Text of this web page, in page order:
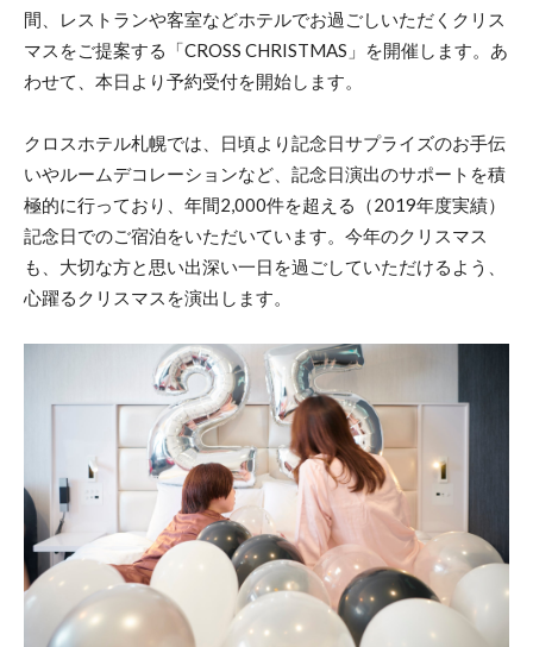
間、レストランや客室などホテルでお過ごしいただくクリス
マスをご提案する「CROSS CHRISTMAS」を開催します。あ
わせて、本日より予約受付を開始します。
クロスホテル札幌では、日頃より記念日サプライズのお手伝
いやルームデコレーションなど、記念日演出のサポートを積
極的に行っており、年間2,000件を超える（2019年度実績）
記念日でのご宿泊をいただいています。今年のクリスマス
も、大切な方と思い出深い一日を過ごしていただけるよう、
心躍るクリスマスを演出します。